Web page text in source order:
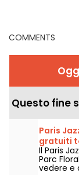
COMMENTS
Questo fine
Paris
gratuiti
Floral,
Il Paris
Parc
vedere e